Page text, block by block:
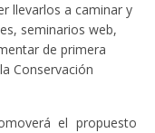
llevarlos a caminar y
seminarios web,
de primera
Conservación
el propuesto